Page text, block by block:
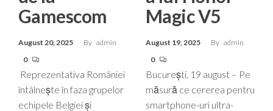
Gamescom
August 20, 2025 By admin
0
Reprezentativa României
întâlnește în faza grupelor
echipele Belgiei și
Magic V5
August 19, 2025 By admin
0
București, 19 august – Pe
măsură ce cererea pentru
smartphone-uri ultra-